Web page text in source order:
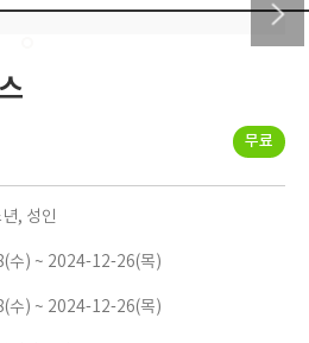
무료
, 성인
수) ~ 2024-12-26(목)
수) ~ 2024-12-26(목)